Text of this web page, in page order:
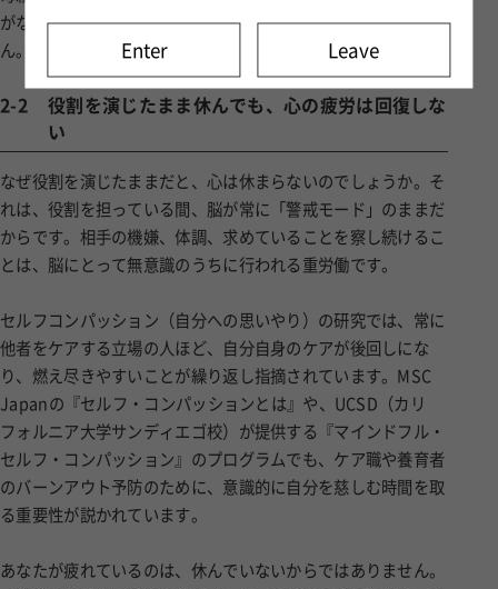
がない仕事の中で、場所を変えただけで休めるはずがありませ
ん。
2-2
役割を演じたまま休んでも、心の疲労は回復しな
い
なぜ役割を演じたままだと、心は休まらないのでしょうか。そ
れは、役割を担っている間、脳が常に「警戒モード」のままだ
からです。相手の機嫌、体調、求めていることを察し続けるこ
とは、脳にとって無意識のうちに行われる重労働です。
セルフコンパッション（自分への思いやり）の研究では、常に
他者をケアする立場の人ほど、自分自身のケアが後回しにな
り、燃え尽きやすいことが繰り返し指摘されています。MSC
Japanの『セルフ・コンパッションとは』や、UCSD（カリ
フォルニア大学サンディエゴ校）が提供する『マインドフル・
セルフ・コンパッション』のプログラムでも、ケア職や養育者
のバーンアウト予防のために、意識的に自分を慈しむ時間を取
る重要性が説かれています。
あなたが疲れているのは、休んでいないからではありません。
Enter Leave